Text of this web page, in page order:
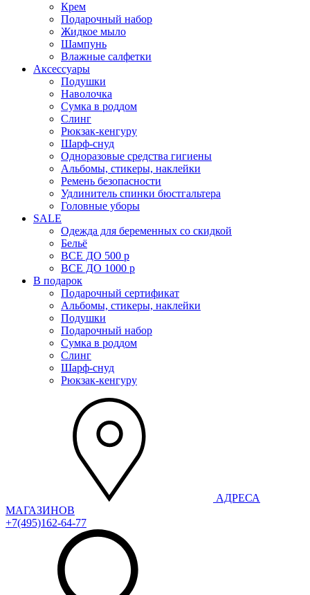
Крем
Подарочный набор
Жидкое мыло
Шампунь
Влажные салфетки
Аксессуары
Подушки
Наволочка
Сумка в роддом
Cлинг
Рюкзак-кенгуру
Шарф-снуд
Одноразовые средства гигиены
Альбомы, стикеры, наклейки
Ремень безопасности
Удлинитель спинки бюстгальтера
Головные уборы
SALE
Одежда для беременных со скидкой
Бельё
ВСЕ ДО 500 р
ВСЕ ДО 1000 р
В подарок
Подарочный сертификат
Альбомы, стикеры, наклейки
Подушки
Подарочный набор
Сумка в роддом
Слинг
Шарф-снуд
Рюкзак-кенгуру
АДРЕСА
МАГАЗИНОВ
+7(495)162-64-77